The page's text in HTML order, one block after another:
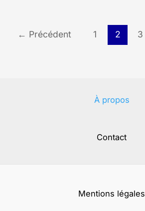
← Précédent 1 2 3
À propos
Contact
Mentions légales